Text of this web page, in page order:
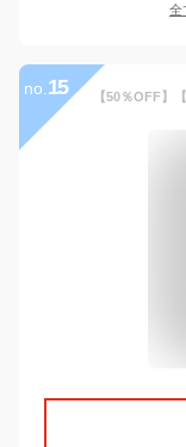
全
no. 15